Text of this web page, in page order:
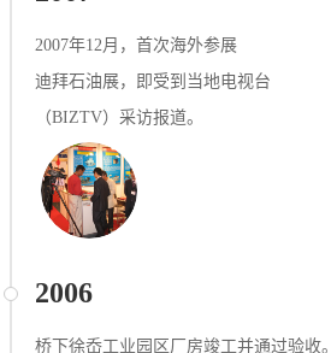
2007年12⽉，⾸次海外参展
迪拜⽯油展，即受到当地电视台
（BIZTV）采访报道。
2006
桥下徐岙⼯业园区⼚房竣⼯并通过验收。